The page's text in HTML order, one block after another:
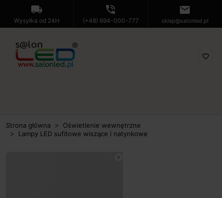
local_shipping
Wysyłka od 24H
phone_in_talk
(+48) 694-000-777
mail
sklep@salonled.pl
favorite_border
Strona główna
Oświetlenie wewnętrzne
Lampy LED sufitowe wiszące i natynkowe